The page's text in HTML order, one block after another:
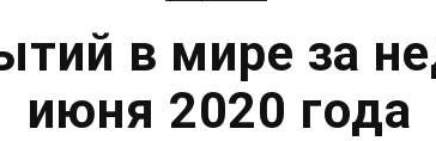
в мире за
июня 2020 года